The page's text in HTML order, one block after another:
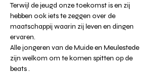
Terwijl de jeugd onze toekomst is en zij
hebben ook iets te zeggen over de
maatschappij waarin zij leven en dingen
ervaren.
Alle jongeren van de Muide en Meulestede
zijn welkom om te komen spitten op de
beats .